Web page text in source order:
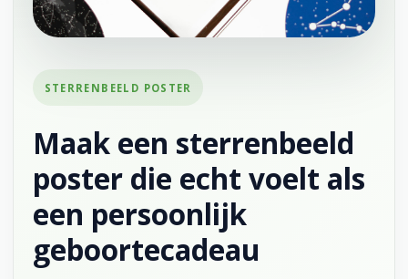
STERRENBEELD POSTER
Maak een sterrenbeeld
poster die echt voelt als
een persoonlijk
geboortecadeau